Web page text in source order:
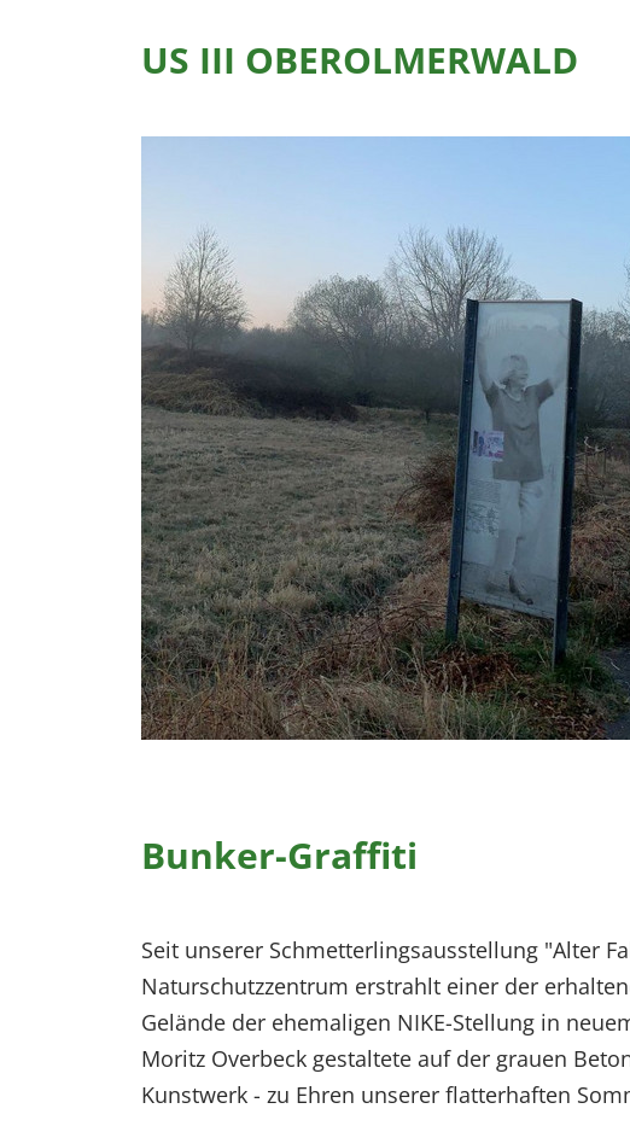
US III OBEROLMERWALD
Bunker-Graffiti
Seit unserer Schmetterlingsausstellung "Alter
Naturschutzzentrum erstrahlt einer der
Gelände der ehemaligen NIKE-Stellung in
Moritz Overbeck gestaltete auf der grauen
Kunstwerk - zu Ehren unserer flatterhaften